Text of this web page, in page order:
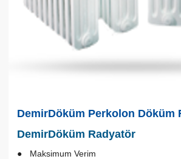
DemirDöküm Perkolon Döküm
DemirDöküm Radyatör
Maksimum Verim